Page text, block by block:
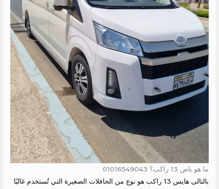
ما هو باص 13 راكب؟ 01016549043
بالتالى هايس 13 راكب هو نوع من الحافلات الصغيرة التي تُستخدم غالبًا